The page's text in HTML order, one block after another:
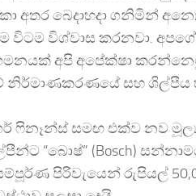
අතර බෙදාහදා ගනිමින්
විටම විශ්වාස කරනවා.
අපි අපේක්ෂා
නිර්මාණකරණයේ සහ ශිල්පීය
ෆිනෑන්ස් සමඟ එක්ව නව
“බොෂ්” (Bosch)
පිරිවැයෙන් රුපියල්